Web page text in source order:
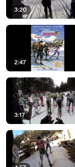
3:20
2:47
3:17